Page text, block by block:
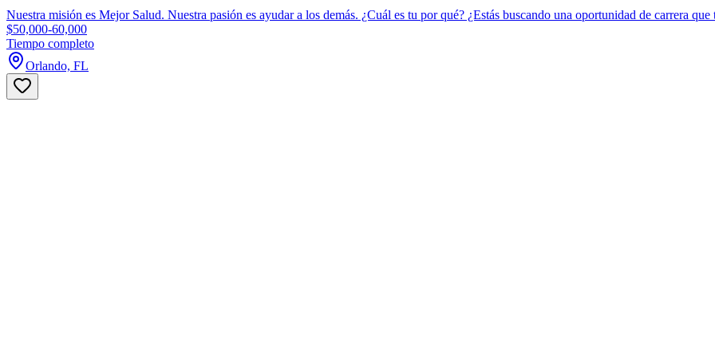
Nuestra misión es Mejor Salud. Nuestra pasión es ayudar a los demás. ¿Cuál es tu por qué? ¿Estás buscando una oportunidad de carrera que
$50,000-60,000
Tiempo completo
Orlando, FL